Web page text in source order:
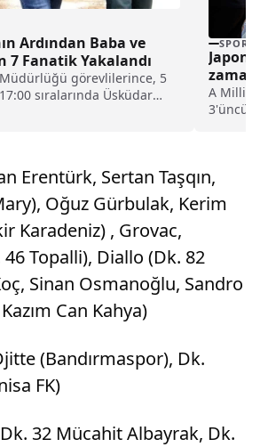
Ardından Baba ve
7 Fanatik Yakalandı
görevlilerince, 5
sıralarında Üsküdar
SPOR
zaman
A Milli
3'üncü
Erentürk, Sertan Taşqın,
Oğuz Gürbulak, Kerim
Karadeniz) , Grovac,
Topalli), Diallo (Dk. 82
Sinan Osmanoğlu, Sandro
Can Kahya)
(Bandırmaspor), Dk.
FK)
Dk. 32 Mücahit Albayrak, Dk.